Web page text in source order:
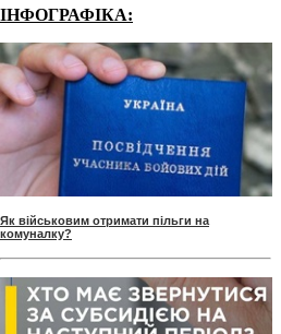
ІНФОГРАФІКА:
Як військовим отримати пільги на
комуналку?